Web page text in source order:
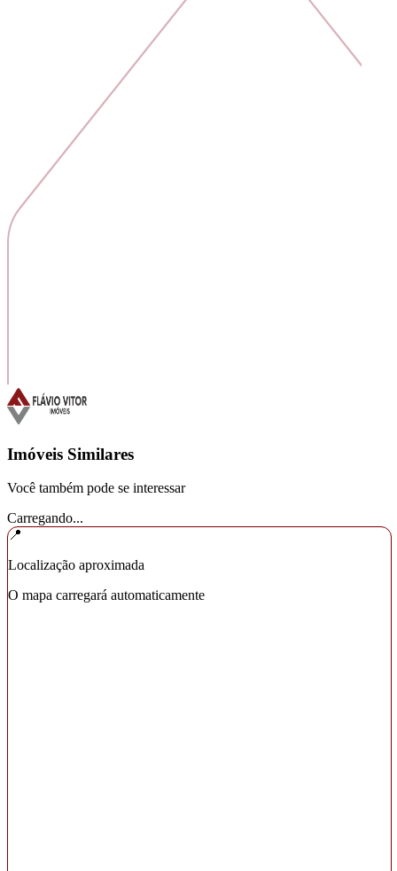
Imóveis Similares
Você também pode se interessar
Carregando...
📍
Localização aproximada
O mapa carregará automaticamente